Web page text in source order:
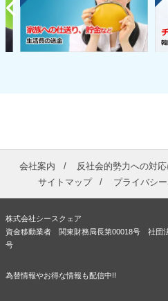
会社案内 反社会的勢力への対
サイトマップ
プライバシ
株式会社シースクェア
資金移動業者 関東財務局長第00018号 社団
号
為替情報やお得な情報も配信中!!